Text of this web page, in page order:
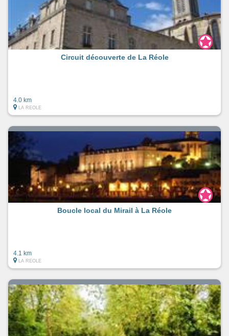
Circuit découverte de La Réole
4.0 km
LA REOLE
Boucle local du Mirail à La Réole
4.1 km
LA REOLE